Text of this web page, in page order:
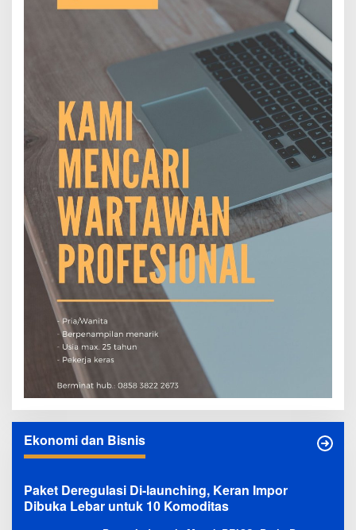
Ekonomi dan Bisnis
Paket Deregulasi Di-launching, Keran Impor
Dibuka Lebar untuk 10 Komoditas